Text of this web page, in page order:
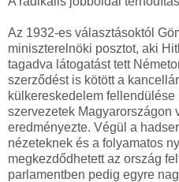
Az 1932-es választásoktól
miniszterelnöki posztot, aki
tagadva látogatást tett
szerződést is kötött a
külkereskedelem
szervezetek Magyarországon
eredményezte. Végül a
nézeteknek és a folyamatos
megkezdődhetett az ország
parlamentben pedig egyre